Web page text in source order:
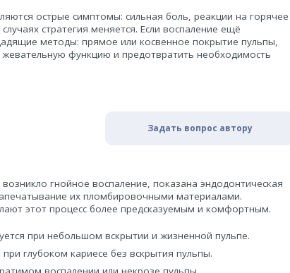
острые симптомы: сильная боль, реакции на горячее
стратегия меняется. Если воспаление ещё
методы: прямое или косвенное покрытие пульпы,
функцию и предотвратить необходимость
Задать вопрос автору
гнойное воспаление, показана эндодонтическая
их пломбировочными материалами.
этот процесс более предсказуемым и комфортным.
при небольшом вскрытии и жизненной пульпе.
глубоком кариесе без вскрытия пульпы.